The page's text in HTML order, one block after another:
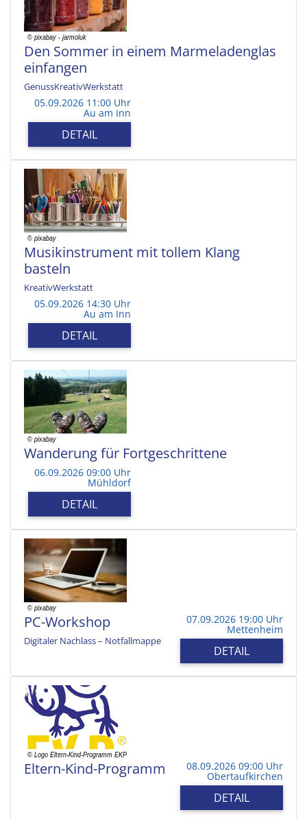
Den Sommer in einem Marmeladenglas
einfangen
GenussKreativWerkstatt
05.09.2026 11:00 Uhr
Au am Inn
DETAIL
Musikinstrument mit tollem Klang
basteln
KreativWerkstatt
05.09.2026 14:30 Uhr
Au am Inn
DETAIL
Wanderung für Fortgeschrittene
06.09.2026 09:00 Uhr
Mühldorf
DETAIL
PC-Workshop
Digitaler Nachlass – Notfallmappe
07.09.2026 19:00 Uhr
Mettenheim
DETAIL
Eltern-Kind-Programm 08.09.2026 09:00 Uhr
Obertaufkirchen
DETAIL